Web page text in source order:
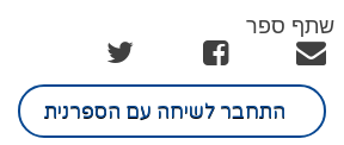
שתף ספר
התחבר לשיחה עם הספרנית